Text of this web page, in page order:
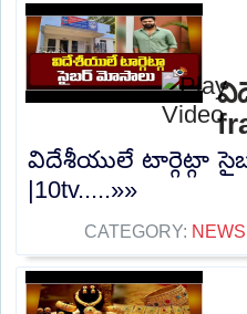
విదేశీయులే టార్గెట్గా
|10tv.....»»
CATEGORY: NEWS